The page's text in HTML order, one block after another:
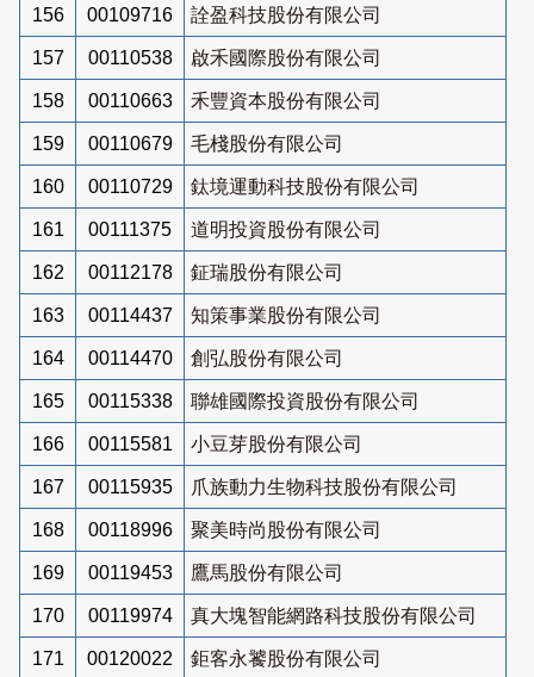
156 00109716 詮盈科技股份有限公司
157 00110538 啟禾國際股份有限公司
158 00110663 禾豐資本股份有限公司
159 00110679 毛棧股份有限公司
160 00110729 鈦境運動科技股份有限公司
161 00111375 道明投資股份有限公司
162 00112178 鉦瑞股份有限公司
163 00114437 知策事業股份有限公司
164 00114470 創弘股份有限公司
165 00115338 聯雄國際投資股份有限公司
166 00115581 小豆芽股份有限公司
167 00115935 爪族動力生物科技股份有限公司
168 00118996 聚美時尚股份有限公司
169 00119453 鷹馬股份有限公司
170 00119974 真大塊智能網路科技股份有限公司
171 00120022 鉅客永饕股份有限公司